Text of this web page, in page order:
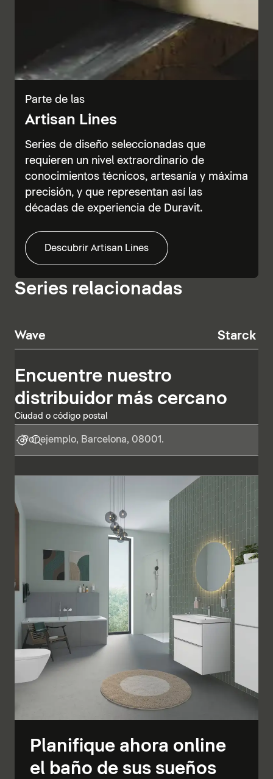
Parte de las
Artisan Lines
Series de diseño seleccionadas que
requieren un nivel extraordinario de
conocimientos técnicos, artesanía y máxima
precisión, y que representan así las
décadas de experiencia de Duravit.
Descubrir Artisan Lines
Series relacionadas
Wave Starck T
Encuentre nuestro
distribuidor más cercano
Ciudad o código postal
Planifique ahora online
el baño de sus sueños